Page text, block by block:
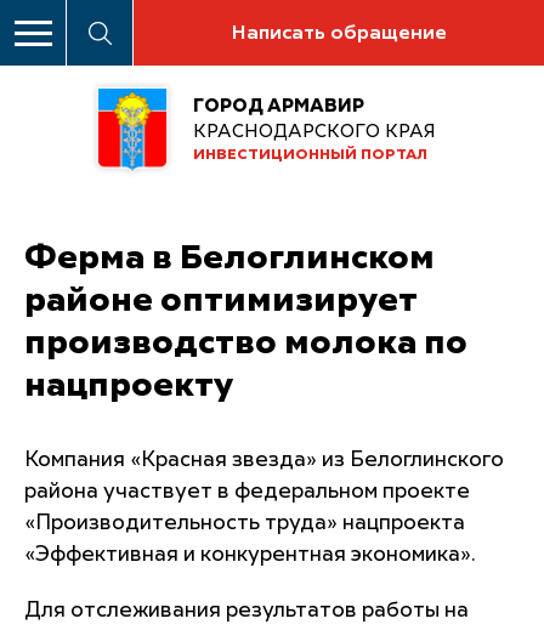
Написать обращение
ГОРОД АРМАВИР
КРАСНОДАРСКОГО КРАЯ
ИНВЕСТИЦИОННЫЙ ПОРТАЛ
Ферма в Белоглинском
районе оптимизирует
производство молока по
нацпроекту
Компания «Красная звезда» из Белоглинского
района участвует в федеральном проекте
«Производительность труда» нацпроекта
«Эффективная и конкурентная экономика».
Для отслеживания результатов работы на